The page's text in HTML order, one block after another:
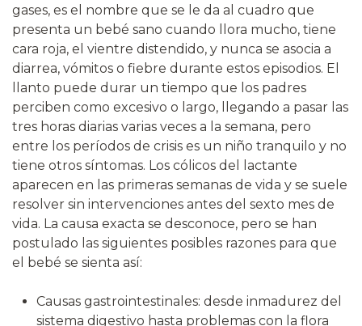
gases, es el nombre que se le da al cuadro que
presenta un bebé sano cuando llora mucho, tiene
cara roja, el vientre distendido, y nunca se asocia a
diarrea, vómitos o fiebre durante estos episodios. El
llanto puede durar un tiempo que los padres
perciben como excesivo o largo, llegando a pasar las
tres horas diarias varias veces a la semana, pero
entre los períodos de crisis es un niño tranquilo y no
tiene otros síntomas. Los cólicos del lactante
aparecen en las primeras semanas de vida y se suele
resolver sin intervenciones antes del sexto mes de
vida. La causa exacta se desconoce, pero se han
postulado las siguientes posibles razones para que
el bebé se sienta así:
Causas gastrointestinales: desde inmadurez del
sistema digestivo hasta problemas con la flora